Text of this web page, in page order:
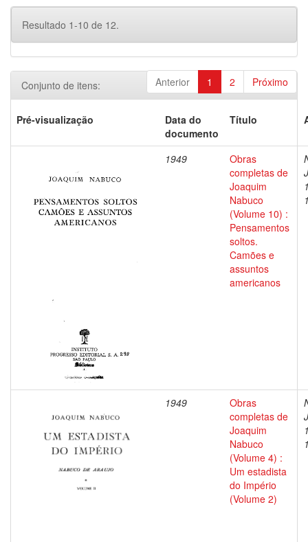
Resultado 1-10 de 12.
Anterior 1 2 Próximo
Conjunto de itens:
Pré-visualização
Data do
documento
Título
1949
Obras
completas de
Joaquim
Nabuco
(Volume 10) :
Pensamentos
soltos.
Camões e
assuntos
americanos
1949
Obras
completas de
Joaquim
Nabuco
(Volume 4) :
Um estadista
do Império
(Volume 2)